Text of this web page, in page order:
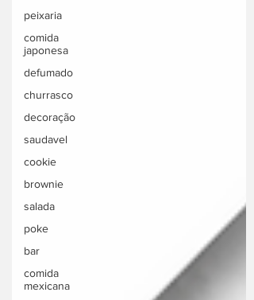
peixaria
comida
japonesa
defumado
churrasco
decoração
saudavel
cookie
brownie
salada
poke
bar
comida
mexicana